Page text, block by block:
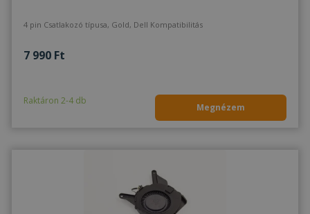
4 pin Csatlakozó típusa, Gold, Dell Kompatibilitás
7 990 Ft
Raktáron 2-4 db
Megnézem